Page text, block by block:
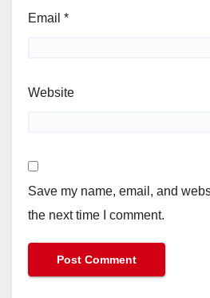
Email *
Website
Save my name, email, and
the next time I comment.